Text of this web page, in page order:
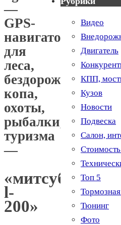
—
GPS-
навигатор
для
леса,
бездорожья,
копа,
охоты,
рыбалки,
туризма
—
«митсубиси
l-
200»
Видео
Двигатель
КПП,
Кузов
Новости
Подвеска
Салон,
Топ 5
Тюнинг
Фото